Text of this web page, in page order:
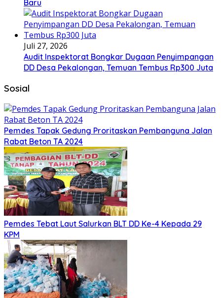
Baru
Juli 27, 2026
Audit Inspektorat Bongkar Dugaan Penyimpangan
DD Desa Pekalongan, Temuan Tembus Rp300 Juta
Sosial
Pemdes Tapak Gedung Proritaskan Pembanguna Jalan
Rabat Beton TA 2024
Pemdes Tebat Laut Salurkan BLT DD Ke-4 Kepada 29
KPM